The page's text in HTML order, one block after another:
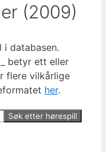
(2009)
i databasen.
betyr ett eller
flere vilkårlige
her.